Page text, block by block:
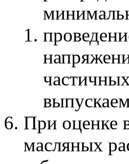
При оценке
масляных